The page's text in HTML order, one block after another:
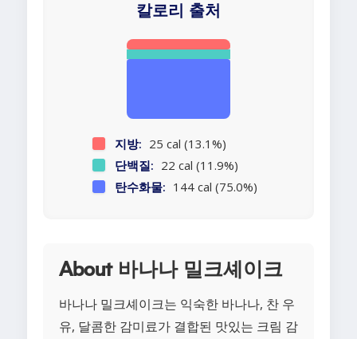
칼로리 출처
지방: 25 cal (13.1%)
단백질: 22 cal (11.9%)
탄수화물: 144 cal (75.0%)
About 바나나 밀크셰이크
바나나 밀크셰이크는 익숙한 바나나, 찬 우
유, 달콤한 감미료가 결합된 맛있는 크림 감